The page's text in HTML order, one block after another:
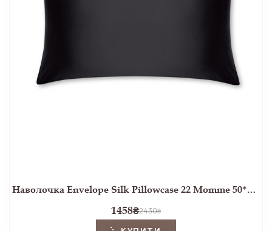
Наволочка Envelope Silk Pillowcase 22 Momme 50*75 (Charcoal Black)
1458₴2430₴